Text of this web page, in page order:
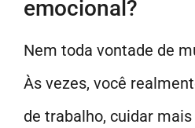
emocional?
Nem toda vontade de
Às vezes, você
de trabalho, cuidar mais